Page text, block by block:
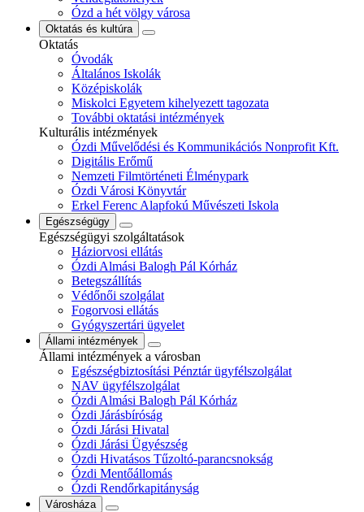
Ózd a hét völgy városa
Oktatás és kultúra
Oktatás
Óvodák
Általános Iskolák
Középiskolák
Miskolci Egyetem kihelyezett tagozata
További oktatási intézmények
Kulturális intézmények
Ózdi Művelődési és Kommunikációs Nonprofit Kft.
Digitális Erőmű
Nemzeti Filmtörténeti Élménypark
Ózdi Városi Könyvtár
Erkel Ferenc Alapfokú Művészeti Iskola
Egészségügy
Egészségügyi szolgáltatások
Háziorvosi ellátás
Ózdi Almási Balogh Pál Kórház
Betegszállítás
Védőnői szolgálat
Fogorvosi ellátás
Gyógyszertári ügyelet
Állami intézmények
Állami intézmények a városban
Egészségbiztosítási Pénztár ügyfélszolgálat
NAV ügyfélszolgálat
Ózdi Almási Balogh Pál Kórház
Ózdi Járásbíróság
Ózdi Járási Hivatal
Ózdi Járási Ügyészség
Ózdi Hivatásos Tűzoltó-parancsnokság
Ózdi Mentőállomás
Ózdi Rendőrkapitányság
Városháza